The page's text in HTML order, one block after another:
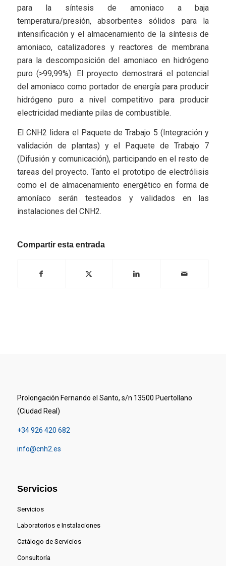
para la síntesis de amoniaco a baja
temperatura/presión, absorbentes sólidos para la
intensificación y el almacenamiento de la síntesis de
amoniaco, catalizadores y reactores de membrana
para la descomposición del amoniaco en hidrógeno
puro (>99,99%). El proyecto demostrará el potencial
del amoniaco como portador de energía para producir
hidrógeno puro a nivel competitivo para producir
electricidad mediante pilas de combustible.
El CNH2 lidera el Paquete de Trabajo 5 (Integración y
validación de plantas) y el Paquete de Trabajo 7
(Difusión y comunicación), participando en el resto de
tareas del proyecto. Tanto el prototipo de electrólisis
como el de almacenamiento energético en forma de
amoníaco serán testeados y validados en las
instalaciones del CNH2.
Compartir esta entrada
Prolongación Fernando el Santo, s/n 13500 Puertollano
(Ciudad Real)
+34 926 420 682
info@cnh2.es
Servicios
Servicios
Laboratorios e Instalaciones
Catálogo de Servicios
Consultoría